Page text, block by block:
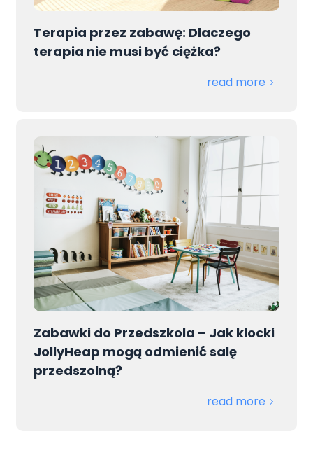
Terapia przez zabawę: Dlaczego
terapia nie musi być ciężka?
read more
Zabawki do Przedszkola – Jak klocki
JollyHeap mogą odmienić salę
przedszolną?
read more